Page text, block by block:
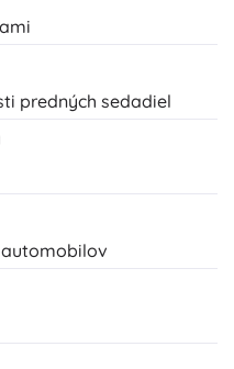
predných sedadiel